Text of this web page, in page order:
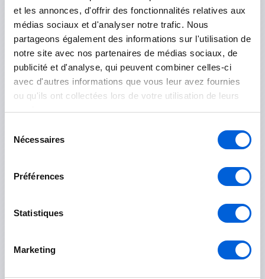
et les annonces, d'offrir des fonctionnalités relatives aux
médias sociaux et d'analyser notre trafic. Nous
partageons également des informations sur l'utilisation de
notre site avec nos partenaires de médias sociaux, de
publicité et d'analyse, qui peuvent combiner celles-ci
avec d'autres informations que vous leur avez fournies
ou qu'ils ont collectées lors de votre utilisation de leurs
services.
Nécessaires
Préférences
Statistiques
Marketing
McMasterville
Mont-Saint-Hilaire
Otterburn Park
Saint-Basile-le-Grand
Les Jardins-de-Napierville
Napierville